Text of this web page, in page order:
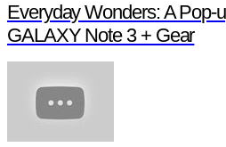
Everyday Wonders: A Pop-
GALAXY Note 3 + Gear